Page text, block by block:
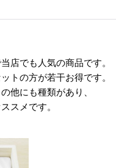
店でも人気の商品です。
トの方が若干お得です。
他にも種類があり、
スメです。